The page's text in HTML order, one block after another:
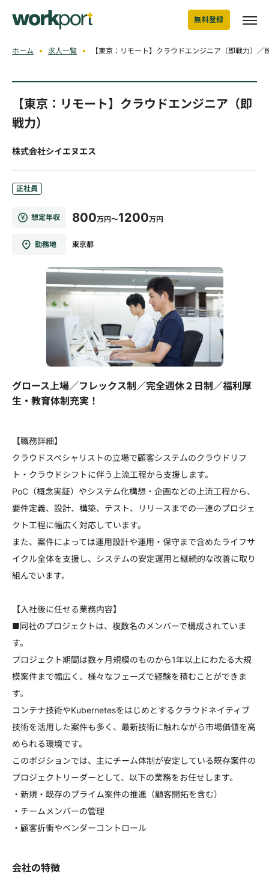
無料登録
ホーム 求人一覧 【東京：リモート】クラウドエンジニア（即戦力）／
【東京：リモート】クラウドエンジニア（即
戦力）
株式会社シイエヌエス
正社員
想定年収 800万円～1200万円
勤務地 東京都
グロース上場／フレックス制／完全週休２日制／福利厚
生・教育体制充実！
【職務詳細】
クラウドスペシャリストの立場で顧客システムのクラウドリフ
ト・クラウドシフトに伴う上流工程から支援します。
PoC（概念実証）やシステム化構想・企画などの上流工程から、
要件定義、設計、構築、テスト、リリースまでの一連のプロジェ
クト工程に幅広く対応しています。
また、案件によっては運用設計や運用・保守まで含めたライフサ
イクル全体を支援し、システムの安定運用と継続的な改善に取り
組んでいます。
【入社後に任せる業務内容】
■同社のプロジェクトは、複数名のメンバーで構成されていま
す。
プロジェクト期間は数ヶ月規模のものから1年以上にわたる大規
模案件まで幅広く、様々なフェーズで経験を積むことができま
す。
コンテナ技術やKubernetesをはじめとするクラウドネイティブ
技術を活用した案件も多く、最新技術に触れながら市場価値を高
められる環境です。
このポジションでは、主にチーム体制が安定している既存案件の
プロジェクトリーダーとして、以下の業務をお任せします。
・新規・既存のプライム案件の推進（顧客開拓を含む）
・チームメンバーの管理
・顧客折衝やベンダーコントロール
会社の特徴